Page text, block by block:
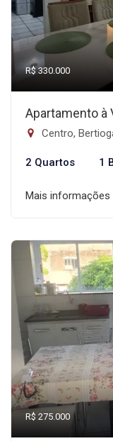
R$ 330.000
Apartamento à
Centro,
2 Quartos 1
Mais informações
R$ 275.000